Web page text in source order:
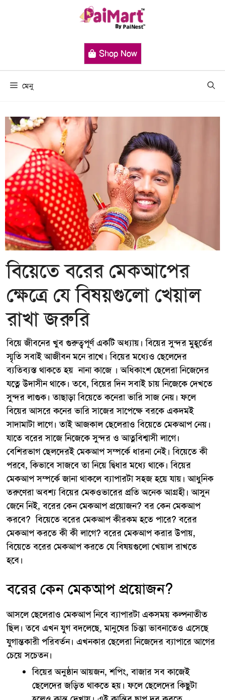
Shop Now
মেনু
বিয়েতে বরের মেকআপের
ক্ষেত্রে যে বিষয়গুলো খেয়াল
রাখা জরুরি
বিয়ে জীবনের খুব গুরুত্বপূর্ণ একটি অধ্যায়। বিয়ের সুন্দর মুহূর্তের
স্মৃতি সবাই আজীবন মনে রাখে। বিয়ের মধ্যেও ছেলেদের
ব্যতিব্যস্ত থাকতে হয় নানা কাজে । অধিকাংশ ছেলেরা নিজেদের
যত্নে উদাসীন থাকে। তবে, বিয়ের দিন সবাই চায় নিজেকে দেখতে
সুন্দর লাগুক। তাছাড়া বিয়েতে কনেরা ভারি সাজ নেয়। ফলে
বিয়ের আসরে কনের ভারি সাজের সাপেক্ষে বরকে একদমই
সাদামাটা লাগে। তাই আজকাল ছেলেরাও বিয়েতে মেকআপ নেয়।
যাতে বরের সাজে নিজেকে সুন্দর ও আত্নবিশ্বাসী লাগে।
বেশিরভাগ ছেলদেরই মেকআপ সম্পর্কে ধারনা নেই। বিয়েতে কী
পরবে, কিভাবে সাজবে তা নিয়ে দ্বিধার মধ্যে থাকে। বিয়ের
মেকআপ সম্পর্কে জানা থাকলে ব্যাপারটা সহজ হয়ে যায়। আধুনিক
তরুণেরা অবশ্য বিয়ের মেকওভারের প্রতি অনেক আগ্রহী। আসুন
জেনে নিই, বরের কেন মেকআপ প্রয়োজন? বর কেন মেকআপ
করবে? বিয়েতে বরের মেকআপ কীরকম হতে পারে? বরের
মেকআপ করতে কী কী লাগে? বরের মেকআপ করার উপায়,
বিয়েতে বরের মেকআপ করতে যে বিষয়গুলো খেয়াল রাখতে
হবে।
বরের কেন মেকআপ প্রয়োজন?
আসলে ছেলেরাও মেকআপ নিবে ব্যাপারটা একসময় কল্পনাতীত
ছিল। তবে এখন যুগ বদলেছে, মানুষের চিন্তা ভাবনাতেও এসেছে
যুগান্তকারী পরিবর্তন। এখনকার ছেলেরা নিজেদের ব্যাপারে আগের
চেয়ে সচেতন।
বিয়ের অনুষ্ঠান আয়জন, শপিং, বাজার সব কাজেই
ছেলেদের জড়িত থাকতে হয়। ফলে ছেলেদের কিছুটা